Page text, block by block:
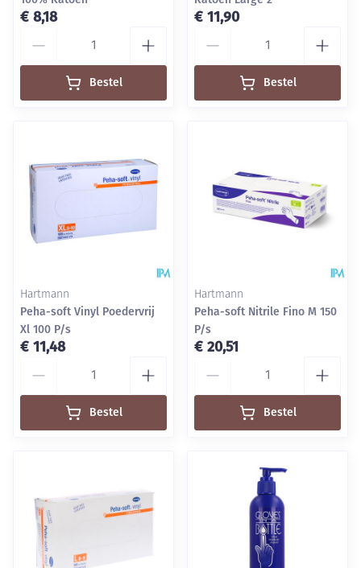
€ 8,18
Bestel
€ 11,90
Bestel
Hartmann
Peha-soft Vinyl Poedervrij
Xl 100 P/s
€ 11,48
Bestel
Hartmann
Peha-soft Nitrile Fino M 150
P/s
€ 20,51
Bestel